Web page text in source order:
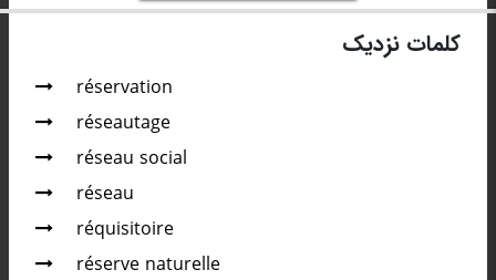
کلمات نزدیک
réservation
réseautage
réseau social
réseau
réquisitoire
réserve naturelle